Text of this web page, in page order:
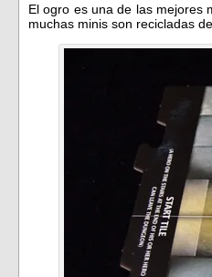
El ogro es una de las mejores
muchas minis son recicladas